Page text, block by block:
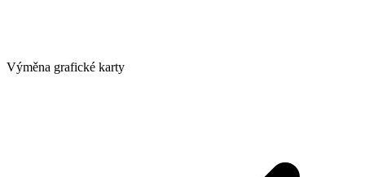
Výměna grafické karty